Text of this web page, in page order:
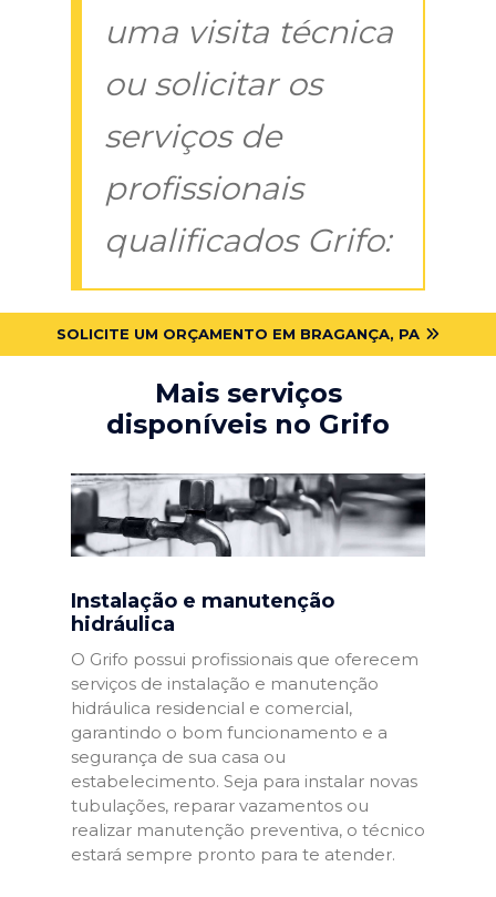
uma visita técnica
ou solicitar os
serviços de
profissionais
qualificados Grifo:
SOLICITE UM ORÇAMENTO EM BRAGANÇA, PA
Mais serviços
disponíveis no Grifo
Instalação e manutenção
hidráulica
O Grifo possui profissionais que oferecem
serviços de instalação e manutenção
hidráulica residencial e comercial,
garantindo o bom funcionamento e a
segurança de sua casa ou
estabelecimento. Seja para instalar novas
tubulações, reparar vazamentos ou
realizar manutenção preventiva, o técnico
estará sempre pronto para te atender.